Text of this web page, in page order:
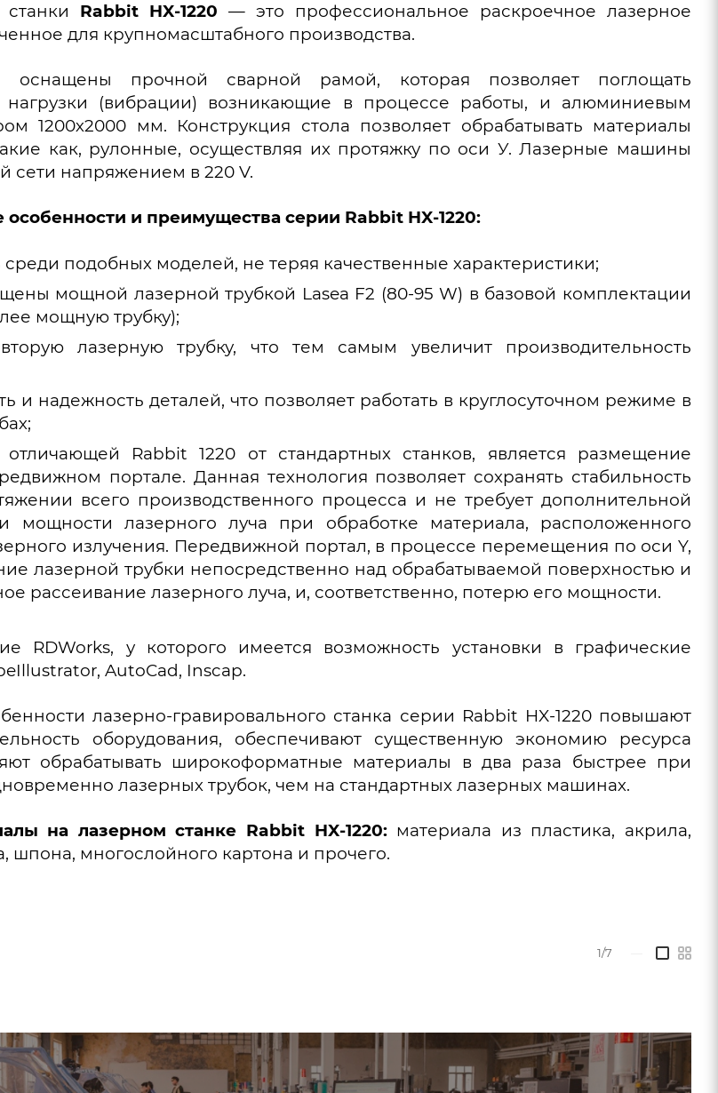
станки Rabbit HX-1220 — это профессиональное раскроечное лазерное
для крупномасштабного производства.
прочной сварной рамой, которая позволяет поглощать
нагрузки (вибрации) возникающие в процессе работы, и алюминиевым
1200х2000 мм. Конструкция стола позволяет обрабатывать материалы
как, рулонные, осуществляя их протяжку по оси У. Лазерные машины
сети напряжением в 220 V.
и преимущества серии Rabbit HX-1220:
среди подобных моделей, не теряя качественные характеристики;
мощной лазерной трубкой Lasea F2 (80-95 W) в базовой комплектации
мощную трубку);
лазерную трубку, что тем самым увеличит производительность
и надежность деталей, что позволяет работать в круглосуточном режиме в
Rabbit 1220 от стандартных станков, является размещение
портале. Данная технология позволяет сохранять стабильность
всего производственного процесса и не требует дополнительной
мощности лазерного луча при обработке материала, расположенного
излучения. Передвижной портал, в процессе перемещения по оси Y,
лазерной трубки непосредственно над обрабатываемой поверхностью и
рассеивание лазерного луча, и, соответственно, потерю его мощности.
RDWorks, у которого имеется возможность установки в графические
AutoCad, Inscap.
лазерно-гравировального станка серии Rabbit HX-1220 повышают
оборудования, обеспечивают существенную экономию ресурса
обрабатывать широкоформатные материалы в два раза быстрее при
лазерных трубок, чем на стандартных лазерных машинах.
на лазерном станке Rabbit HX-1220:материала из пластика, акрила,
шпона, многослойного картона и прочего.
1/7